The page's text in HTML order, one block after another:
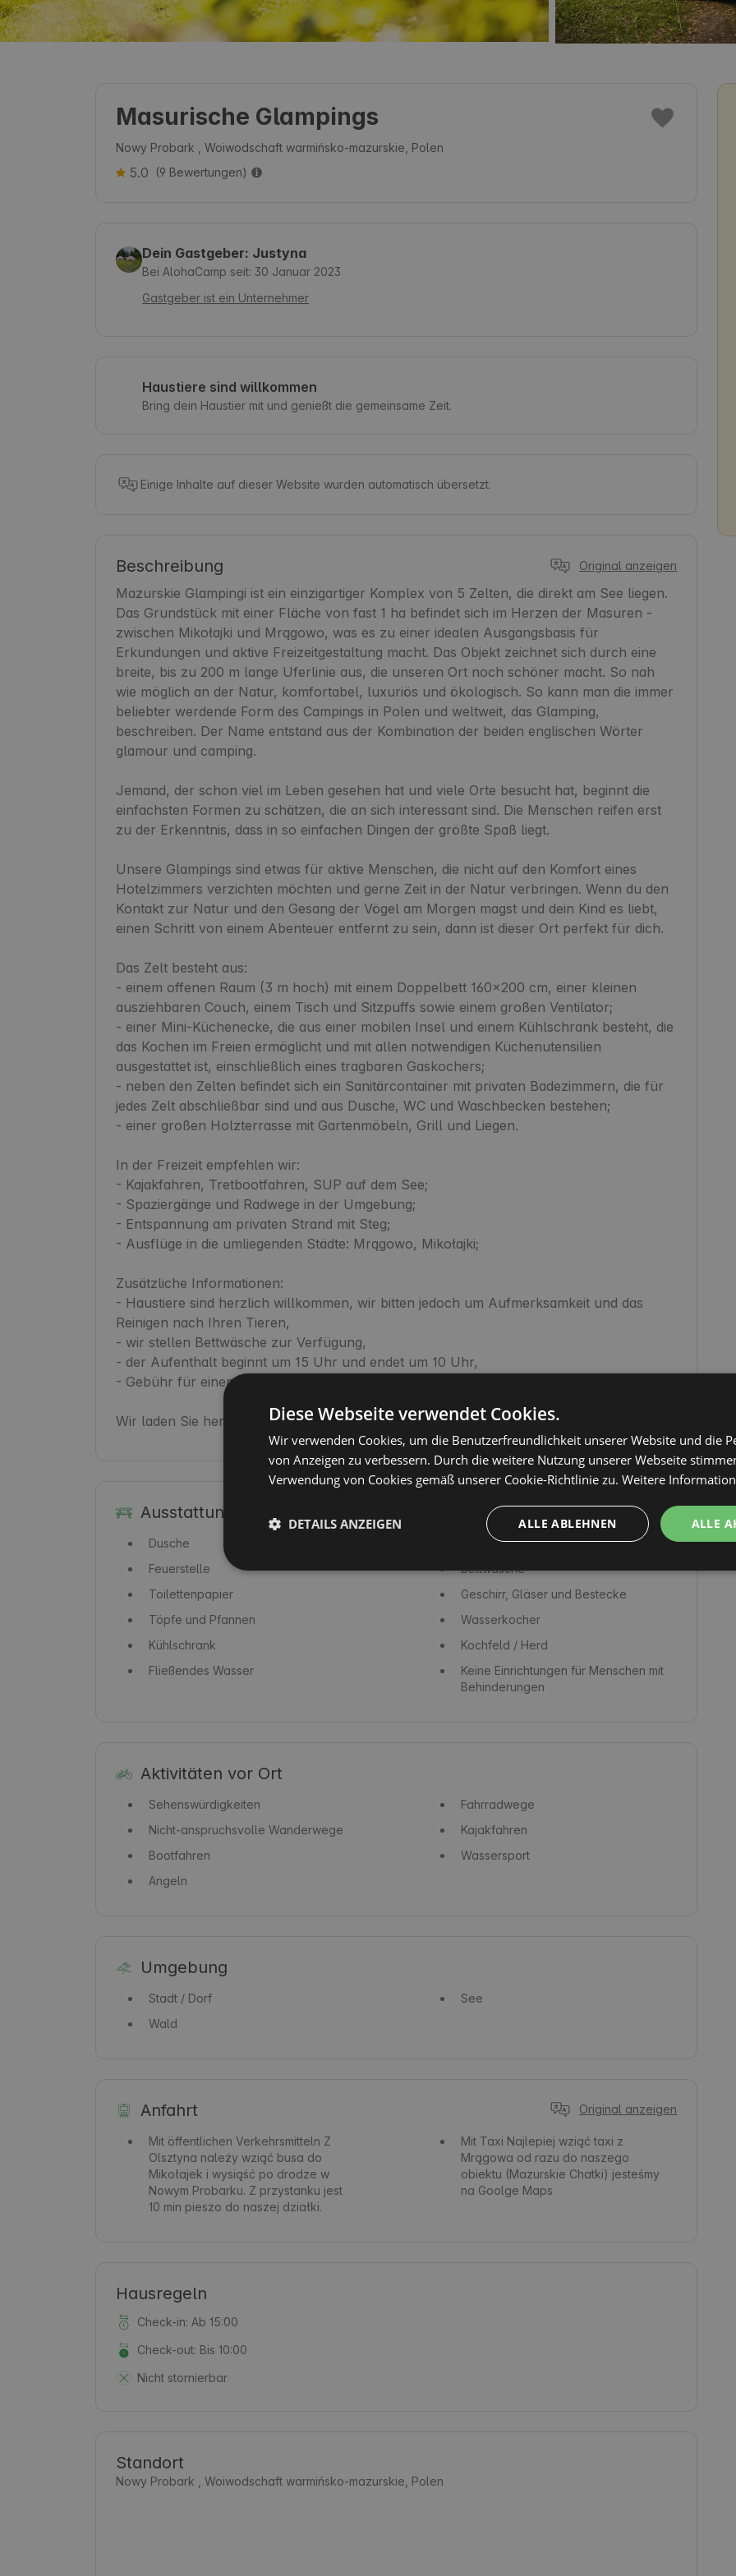
Masurische Glampings
Nowy Probark , Woiwodschaft warmińsko-mazurskie, Polen
5.0 (9 Bewertungen)
Dein Gastgeber: Justyna
Bei AlohaCamp seit: 30 Januar 2023
Gastgeber ist ein Unternehmer
Haustiere sind willkommen
Bring dein Haustier mit und genießt die gemeinsame Zeit.
Einige Inhalte auf dieser Website wurden automatisch übersetzt.
Beschreibung Original anzeigen
Mazurskie Glampingi ist ein einzigartiger Komplex von 5 Zelten, die direkt am See liegen.
Das Grundstück mit einer Fläche von fast 1 ha befindet sich im Herzen der Masuren -
zwischen Mikołajki und Mrągowo, was es zu einer idealen Ausgangsbasis für
Erkundungen und aktive Freizeitgestaltung macht. Das Objekt zeichnet sich durch eine
breite, bis zu 200 m lange Uferlinie aus, die unseren Ort noch schöner macht. So nah
wie möglich an der Natur, komfortabel, luxuriös und ökologisch. So kann man die immer
beliebter werdende Form des Campings in Polen und weltweit, das Glamping,
beschreiben. Der Name entstand aus der Kombination der beiden englischen Wörter
glamour und camping.
Jemand, der schon viel im Leben gesehen hat und viele Orte besucht hat, beginnt die
einfachsten Formen zu schätzen, die an sich interessant sind. Die Menschen reifen erst
zu der Erkenntnis, dass in so einfachen Dingen der größte Spaß liegt.
Unsere Glampings sind etwas für aktive Menschen, die nicht auf den Komfort eines
Hotelzimmers verzichten möchten und gerne Zeit in der Natur verbringen. Wenn du den
Kontakt zur Natur und den Gesang der Vögel am Morgen magst und dein Kind es liebt,
einen Schritt von einem Abenteuer entfernt zu sein, dann ist dieser Ort perfekt für dich.
Das Zelt besteht aus:
- einem offenen Raum (3 m hoch) mit einem Doppelbett 160x200 cm, einer kleinen
ausziehbaren Couch, einem Tisch und Sitzpuffs sowie einem großen Ventilator;
- einer Mini-Küchenecke, die aus einer mobilen Insel und einem Kühlschrank besteht, die
das Kochen im Freien ermöglicht und mit allen notwendigen Küchenutensilien
ausgestattet ist, einschließlich eines tragbaren Gaskochers;
- neben den Zelten befindet sich ein Sanitärcontainer mit privaten Badezimmern, die für
jedes Zelt abschließbar sind und aus Dusche, WC und Waschbecken bestehen;
- einer großen Holzterrasse mit Gartenmöbeln, Grill und Liegen.
In der Freizeit empfehlen wir:
- Kajakfahren, Tretbootfahren, SUP auf dem See;
- Spaziergänge und Radwege in der Umgebung;
- Entspannung am privaten Strand mit Steg;
- Ausflüge in die umliegenden Städte: Mrągowo, Mikołajki;
Zusätzliche Informationen:
- Haustiere sind herzlich willkommen, wir bitten jedoch um Aufmerksamkeit und das
Reinigen nach Ihren Tieren,
- wir stellen Bettwäsche zur Verfügung,
- der Aufenthalt beginnt um 15 Uhr und endet um 10 Uhr,
- Gebühr für einen Hund: 30 PLN / Nacht.
Wir laden Sie herzlich ein!
Ausstattung
Dusche
Toilette
Feuerstelle
Bettwäsche
Toilettenpapier
Geschirr, Gläser und Bestecke
Töpfe und Pfannen
Wasserkocher
Kühlschrank
Kochfeld / Herd
Fließendes Wasser
Keine Einrichtungen für Menschen mit
Behinderungen
Aktivitäten vor Ort
Sehenswürdigkeiten
Fahrradwege
Nicht-anspruchsvolle Wanderwege
Kajakfahren
Bootfahren
Wassersport
Angeln
Umgebung
Stadt / Dorf
See
Wald
Anfahrt Original anzeigen
Mit öffentlichen Verkehrsmitteln Z
Olsztyna należy wziąć busa do
Mikołajek i wysiąść po drodze w
Nowym Probarku. Z przystanku jest
10 min pieszo do naszej działki.
Mit Taxi Najlepiej wziąć taxi z
Mrągowa od razu do naszego
obiektu (Mazurskie Chatki) jesteśmy
na Goolge Maps
Hausregeln
Check-in: Ab 15:00
Check-out: Bis 10:00
Nicht stornierbar
Standort
Nowy Probark , Woiwodschaft warmińsko-mazurskie, Polen
Diese Webseite verwendet Cookies.
Wir verwenden Cookies, um die Benutzerfreundlichkeit unserer Website und die
von Anzeigen zu verbessern. Durch die weitere Nutzung unserer Webseite
Verwendung von Cookies gemäß unserer Cookie-Richtlinie zu. Weitere
ALLE
ALLE ABLEHNEN
DETAILS ANZEIGEN